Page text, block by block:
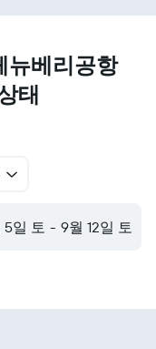
뉴베리공항
태
5일 토 - 9월 12일 토